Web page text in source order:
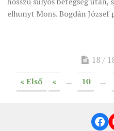
DÉLI ESPERESSÉG
ORGANIGRAMMA
PÜSPÖKI DEKRÉTUM
ZSINAT MOTTÓJA,
elhunyt Mons. Bogdán József
18 /
« Első « ... 10 ...